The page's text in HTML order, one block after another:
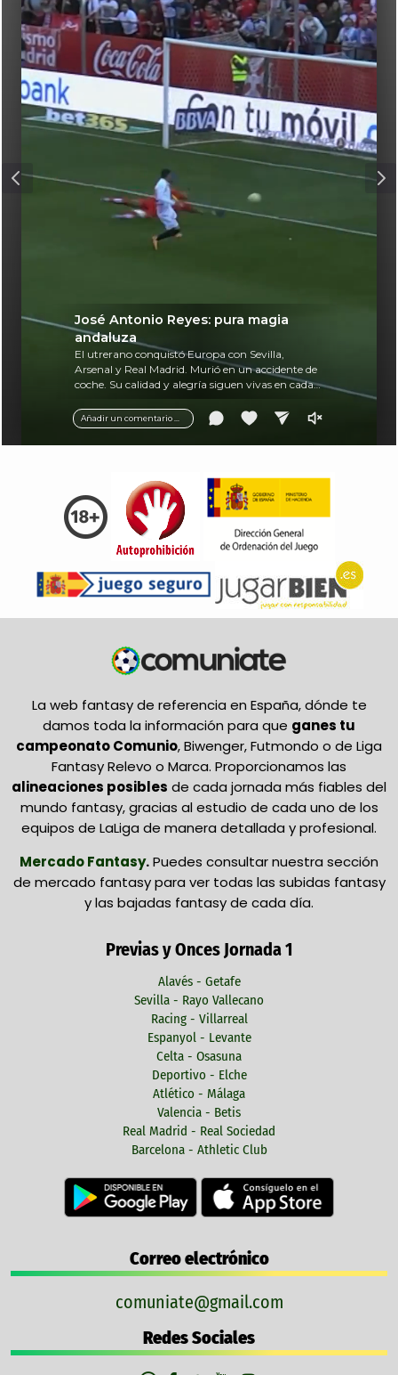
Añadir un comentario ...
José Antonio Reyes: pura magia
andaluza
El utrerano conquistó Europa con Sevilla,
Arsenal y Real Madrid. Murió en un accidente de
coche. Su calidad y alegría siguen vivas en cada
La web fantasy de referencia en España, dónde te
damos toda la información para que ganes tu
campeonato Comunio, Biwenger, Futmondo o de Liga
Fantasy Relevo o Marca. Proporcionamos las
alineaciones posibles de cada jornada más fiables del
mundo fantasy, gracias al estudio de cada uno de los
equipos de LaLiga de manera detallada y profesional.
Mercado Fantasy.Puedes consultar nuestra sección
de mercado fantasy para ver todas las subidas fantasy
y las bajadas fantasy de cada día.
Previas y Onces Jornada 1
Alavés - Getafe
Sevilla - Rayo Vallecano
Racing - Villarreal
Espanyol - Levante
Celta - Osasuna
Deportivo - Elche
Atlético - Málaga
Valencia - Betis
Real Madrid - Real Sociedad
Barcelona - Athletic Club
Correo electrónico
comuniate@gmail.com
Redes Sociales